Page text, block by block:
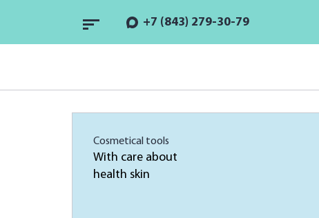
+7 (843) 279-30-79
Cosmetical tools
With care about
health skin